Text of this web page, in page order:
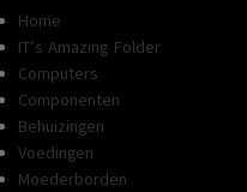
Home
IT’s Amazing Folder
Computers
Componenten
Behuizingen
Voedingen
Moederborden